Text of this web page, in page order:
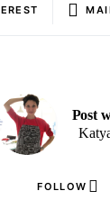
Post
FOLLOW